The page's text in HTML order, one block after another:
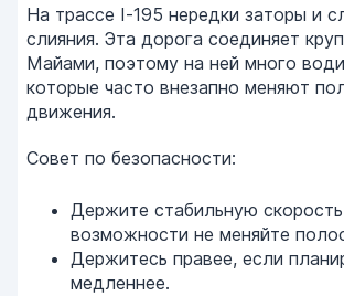
На трассе I-195 нередки заторы и
слияния. Эта дорога соединяет
Майами, поэтому на ней много
которые часто внезапно меняют
движения.
Совет по безопасности:
Держите стабильную
возможности не меняйте
Держитесь правее, если
медленнее.